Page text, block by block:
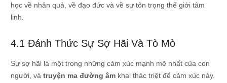
học về nhân quả, về đạo đức và về sự tôn trọng thế giới tâm
linh.
4.1 Đánh Thức Sự Sợ Hãi Và Tò Mò
Sự sợ hãi là một trong những cảm xúc mạnh mẽ nhất của con
người, và truyện ma đường âmkhai thác triệt để cảm xúc này.